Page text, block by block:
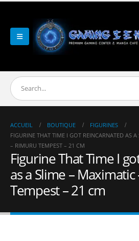
ACCUEIL BOUTIQUE
FIGURINES
FIGURINE THAT TIME I GOT REINCARNATED AS
– RIMURU TEMPEST – 21 CM
Figurine That Time I
as a Slime –
Tempest – 21 cm